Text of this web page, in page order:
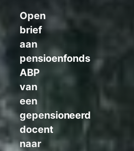
Open
brief
aan
pensioenfonds
ABP
van
een
gepensioneerd
docent
naar